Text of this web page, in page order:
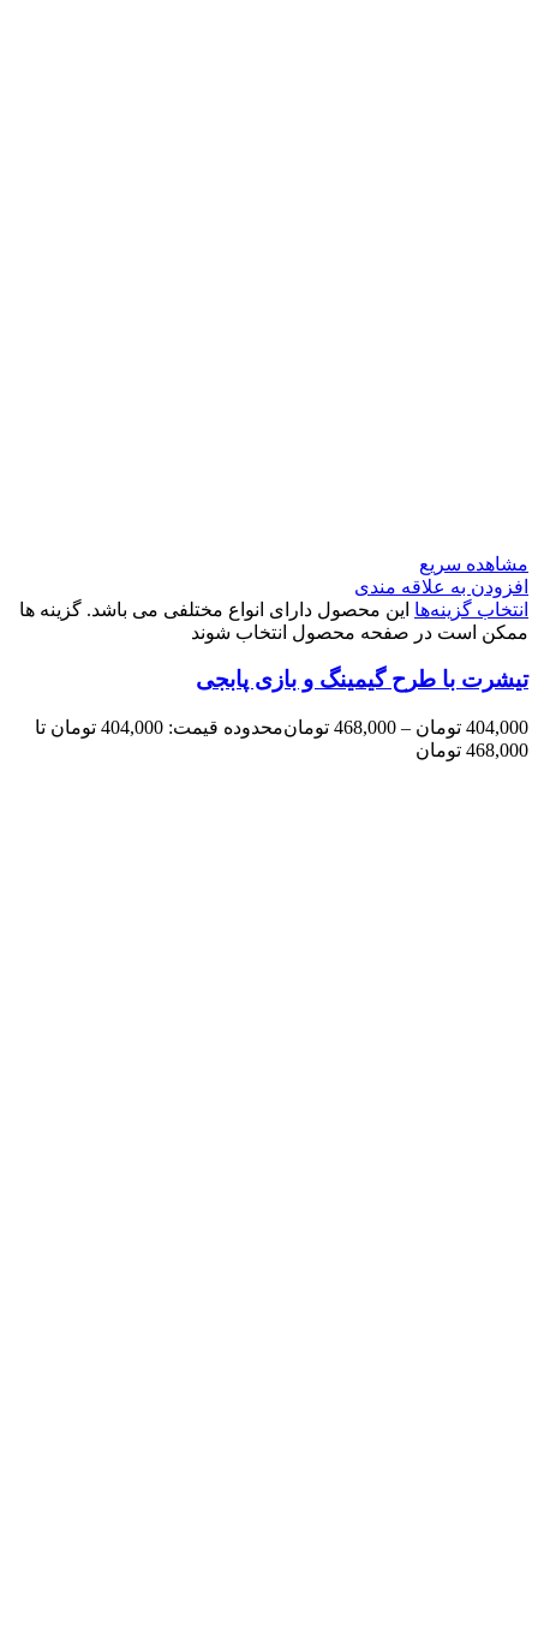
مشاهده سریع
افزودن به علاقه مندی
انتخاب گزینه‌ها این محصول دارای انواع مختلفی می باشد. گزینه ها
ممکن است در صفحه محصول انتخاب شوند
تیشرت با طرح گیمینگ و بازی پابجی
404,000 تومان –
468,000 تومان
محدوده قیمت: 404,000 تومان تا
468,000 تومان